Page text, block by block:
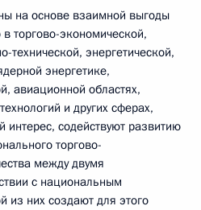
на основе взаимной выгоды
торгово-экономической,
технической, энергетической,
энергетике,
авиационной областях,
и других сферах,
содействуют развитию
торгово-
между двумя
с национальным
из них создают для этого